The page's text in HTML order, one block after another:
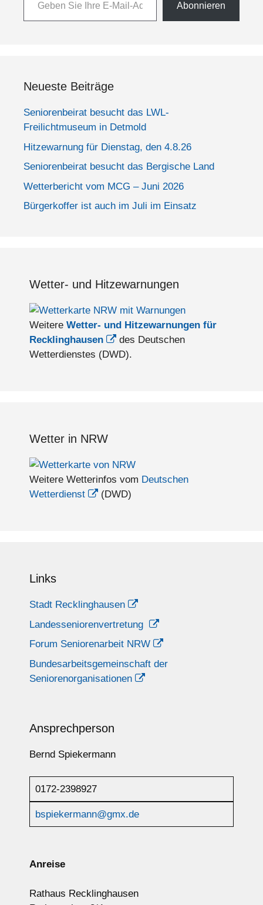
Abonnieren
Neueste Beiträge
Seniorenbeirat besucht das LWL-
Freilichtmuseum in Detmold
Hitzewarnung für Dienstag, den 4.8.26
Seniorenbeirat besucht das Bergische Land
Wetterbericht vom MCG – Juni 2026
Bürgerkoffer ist auch im Juli im Einsatz
Wetter- und Hitzewarnungen
Weitere Wetter- und Hitzewarnungen für
Recklinghausen
des Deutschen
Wetterdienstes (DWD).
Wetter in NRW
Weitere Wetterinfos vom Deutschen
Wetterdienst
(DWD)
Links
Stadt Recklinghausen
Landesseniorenvertretung
Forum Seniorenarbeit NRW
Bundesarbeitsgemeinschaft der
Seniorenorganisationen
Ansprechperson
Bernd Spiekermann
0172-2398927
bspiekermann@gmx.de
Anreise
Rathaus Recklinghausen